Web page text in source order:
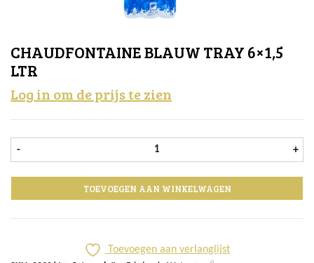
CHAUDFONTAINE BLAUW TRAY 6×1,5
LTR
Log in om de prijs te zien
- Chaudfontaine Blauw tray 6x1,5
+
TOEVOEGEN AAN WINKELWAGEN
Toevoegen aan verlanglijst